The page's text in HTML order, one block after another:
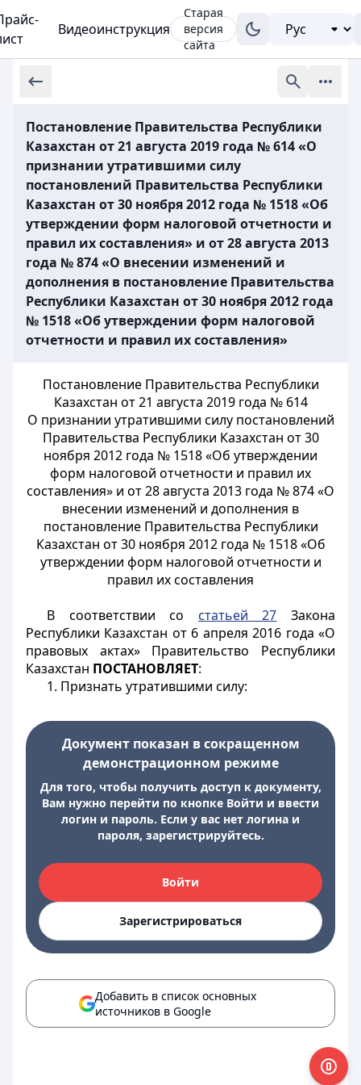
Видеоинструкция
Старая
версия
сайта
Постановление Правительства Республики
Казахстан от 21 августа 2019 года № 614 «О
признании утратившими силу
постановлений Правительства Республики
Казахстан от 30 ноября 2012 года № 1518 «Об
утверждении форм налоговой отчетности и
правил их составления» и от 28 августа 2013
года № 874 «О внесении изменений и
дополнения в постановление Правительства
Республики Казахстан от 30 ноября 2012 года
№ 1518 «Об утверждении форм налоговой
отчетности и правил их составления»
Постановление Правительства Республики
Казахстан от 21 августа 2019 года № 614
О признании утратившими силу постановлений
Правительства Республики Казахстан от 30
ноября 2012 года № 1518 «Об утверждении
форм налоговой отчетности и правил их
составления» и от 28 августа 2013 года № 874 «О
внесении изменений и дополнения в
постановление Правительства Республики
Казахстан от 30 ноября 2012 года № 1518 «Об
утверждении форм налоговой отчетности и
правил их составления
В соответствии со статьей 27 Закона
Республики Казахстан от 6 апреля 2016 года «О
правовых актах» Правительство Республики
Казахстан ПОСТАНОВЛЯЕТ:
1. Признать утратившими силу:
Документ показан в сокращенном
демонстрационном режиме
Для того, чтобы получить доступ к документу,
Вам нужно перейти по кнопке Войти и ввести
логин и пароль. Если у вас нет логина и
пароля, зарегистрируйтесь.
Войти
Зарегистрироваться
Добавить в список основных
источников в Google